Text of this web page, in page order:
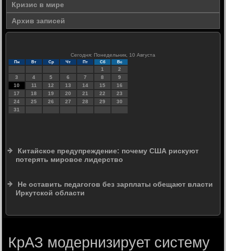
Кризис в мире
Архив записей
Сегодня: Понедельник, 10 Августа
Пн Вт Ср Чт Пт Сб Вс
1
2
3
4 5 6 7 8
9
10
11 12 13 14 15
16
17
18 19 20 21 22
23
24
25 26 27 28 29
30
31
Китайское предупреждение: почему США рискуют
потерять мировое лидерство
Не оставить педагогов без зарплаты обещают власти
Иркутской области
КрАЗ модернизирует систему